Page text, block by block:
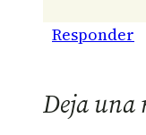
Responder
Deja una